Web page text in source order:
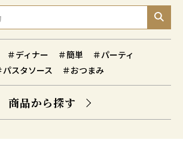
＃ディナー ＃簡単
＃パーティ
パスタソース
＃おつまみ
商品から探す